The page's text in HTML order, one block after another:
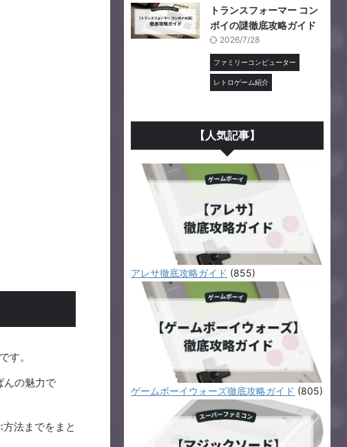
す。
んの魅力で
法までをまと
トランスフォーマー コン
ボイの謎徹底攻略ガイド
2026/7/28
ファミリーコンピューター
レトロゲーム紹介
【人気記事】
アレサ徹底攻略ガイド (855)
ゲームボーイウォーズ徹底攻略ガイド (805)